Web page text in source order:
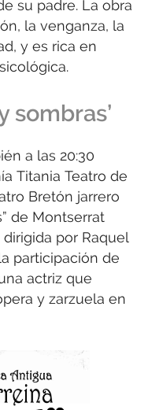
su padre. La obra
la venganza, la
y es rica en
sombras’
a las 20:30
Titania Teatro de
Bretón jarrero
de Montserrat
por Raquel
participación de
actriz que
y zarzuela en